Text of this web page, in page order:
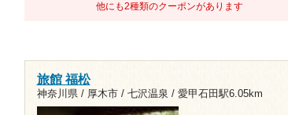
他にも2種類のクーポンがあります
旅館 福松
神奈川県 / 厚木市 / 七沢温泉 / 愛甲石田駅6.05km